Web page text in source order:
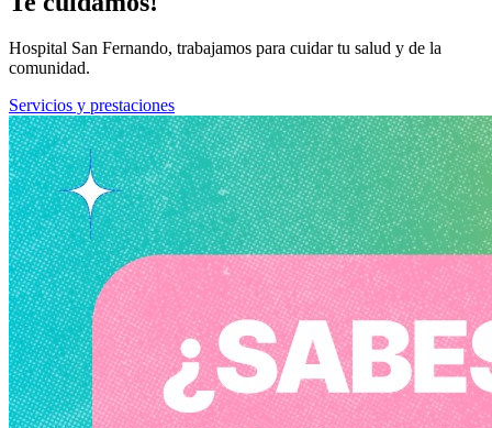
Hospital San Fernando, trabajamos para cuidar tu salud y de la
comunidad.
Servicios y prestaciones